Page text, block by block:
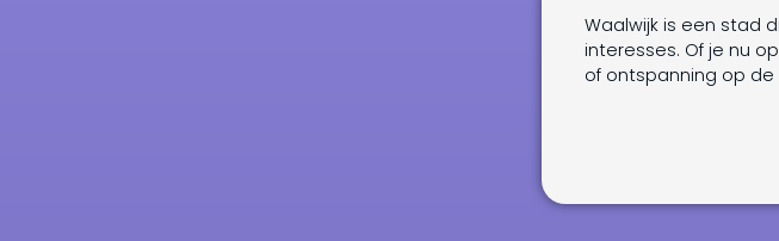
Waalwijk is een stad
interesses. Of je nu
of ontspanning op de